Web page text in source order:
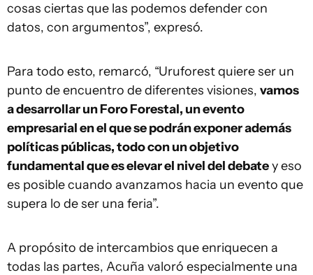
cosas ciertas que las podemos defender con
datos, con argumentos”, expresó.
Para todo esto, remarcó, “Uruforest quiere ser un
punto de encuentro de diferentes visiones, vamos
a desarrollar un Foro Forestal, un evento
empresarial en el que se podrán exponer además
políticas públicas, todo con un objetivo
fundamental que es elevar el nivel del debatey eso
es posible cuando avanzamos hacia un evento que
supera lo de ser una feria”.
A propósito de intercambios que enriquecen a
todas las partes, Acuña valoró especialmente una